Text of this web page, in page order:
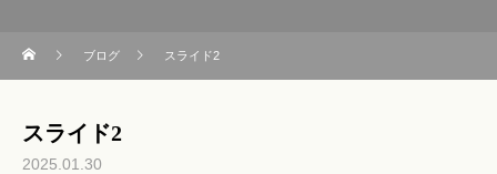
ブログ スライド2
スライド2
2025.01.30